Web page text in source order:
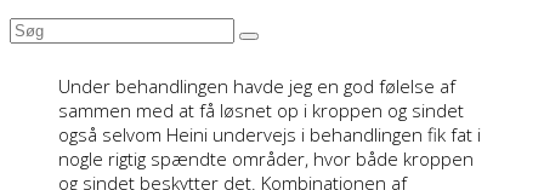
Søg
Submit
Under behandlingen havde jeg en god følelse af
sammen med at få løsnet op i kroppen og sindet
også selvom Heini undervejs i behandlingen fik fat i
nogle rigtig spændte områder, hvor både kroppen
og sindet beskytter det. Kombinationen af